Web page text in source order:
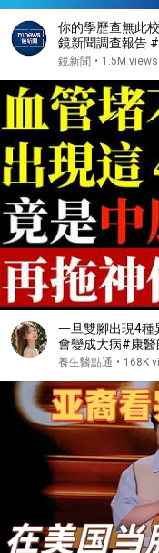
你的學歷查無此
鏡新聞調查報告
鏡新聞 • 1.5M views
一旦雙腳出現4種
會變成大病#康醫
#肺栓塞 #銀髮族
養生醫點通 • 168K